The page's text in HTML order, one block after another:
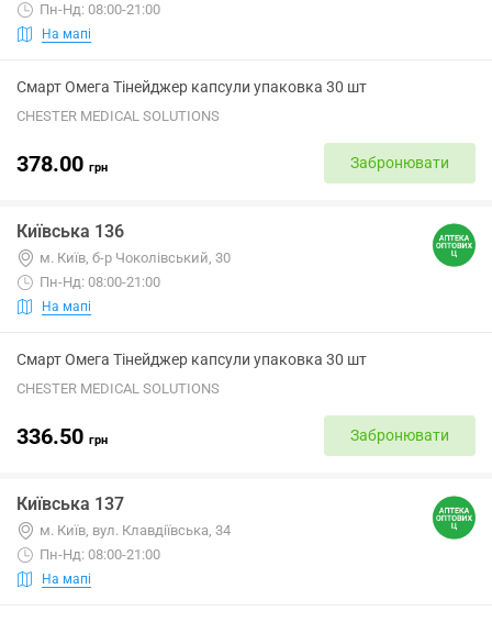
Пн-Нд: 08:00-21:00
На мапі
Смарт Омега Тінейджер капсули упаковка 30 шт
CHESTER MEDICAL SOLUTIONS
378.00 грн Забронювати
Київська 136
м. Київ, б-р Чоколівський, 30
Пн-Нд: 08:00-21:00
На мапі
Смарт Омега Тінейджер капсули упаковка 30 шт
CHESTER MEDICAL SOLUTIONS
336.50 грн Забронювати
Київська 137
м. Київ, вул. Клавдіївська, 34
Пн-Нд: 08:00-21:00
На мапі